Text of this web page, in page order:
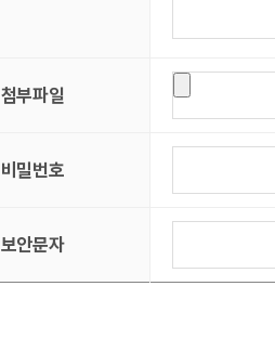
첨부파일
비밀번호
보안문자